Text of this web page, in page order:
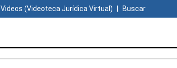
Videos (Videoteca Jurídica Virtual) Buscar